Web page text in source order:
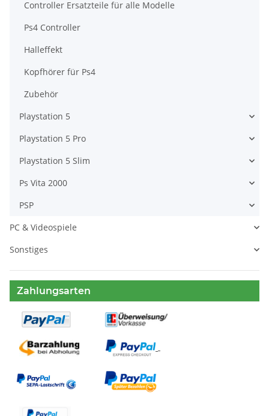
Controller Ersatzteile für alle Modelle
Ps4 Controller
Halleffekt
Kopfhörer für Ps4
Zubehör
Playstation 5
Playstation 5 Pro
Playstation 5 Slim
Ps Vita 2000
PSP
PC & Videospiele
Sonstiges
Zahlungsarten